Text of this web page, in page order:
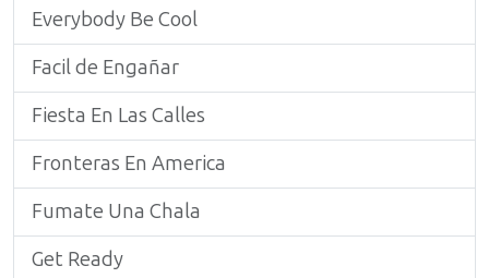
Everybody Be Cool
Facil de Engañar
Fiesta En Las Calles
Fronteras En America
Fumate Una Chala
Get Ready